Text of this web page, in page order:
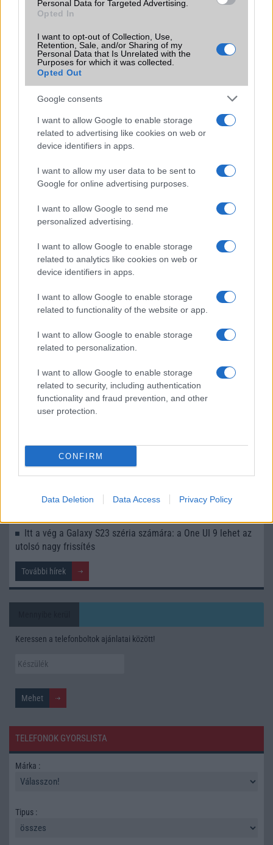
Personal Data for Targeted Advertising.
Opted In
I want to opt-out of Collection, Use,
Retention, Sale, and/or Sharing of my
Personal Data that Is Unrelated with the
Purposes for which it was collected.
Opted Out
Google consents
I want to allow Google to enable storage
related to advertising like cookies on web or
device identifiers in apps.
I want to allow my user data to be sent to
Google for online advertising purposes.
I want to allow Google to send me
personalized advertising.
I want to allow Google to enable storage
related to analytics like cookies on web or
device identifiers in apps.
I want to allow Google to enable storage
related to functionality of the website or app.
I want to allow Google to enable storage
related to personalization.
I want to allow Google to enable storage
related to security, including authentication
functionality and fraud prevention, and other
user protection.
CONFIRM
Data Deletion Data Access Privacy Policy
KAPCSOLÓDÓ HÍREK
Google Play nyári akció: tölts le fillérekért!
Ingress: játssz a valóságban, indulj!
Nem reklámozott Google Play akció, csapjatok le rá!
1 éves a Google Play: meglepetések és ingyen játékok
A Google Play is Black Friday-t tart!
Google Play: szavazz a legjobbra!
Karácsonyi app sale
Számos népszerű Samsung Galaxy készülék kimarad a One
UI 9 frissítésből – itt a lista az érintett modellekről
iPhone 18 bemutató dátum - ekkor rántja le a leplet az
Az Android rejtett automatizmusai: hat funkció, amely
észrevétlenül könnyíti meg a mindennapokat
Nem biztos, hogy érdemes kivárni az iPhone 18 Prot
A Galaxy S25 is megkaphatja a Galaxy S26 egyik legjobb
Itt a vég a Galaxy S23 széria számára: a One UI 9 lehet az
utolsó nagy frissítés
További hírek
Keressen a telefonboltok ajánlatai között!
TELEFONOK GYORSLISTA
Márka :
Tipus :